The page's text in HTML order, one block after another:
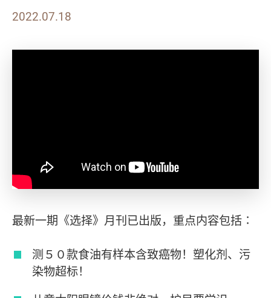
2022.07.18
最新一期《选择》月刊已出版，重点内容包括∶
测５０款食油有样本含致癌物！塑化剂、污
染物超标！